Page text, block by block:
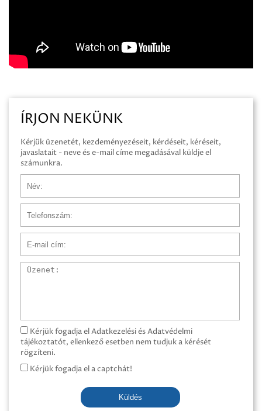
ÍRJON NEKÜNK
Kérjük üzenetét, kezdeményezéseit, kérdéseit, kéréseit,
javaslatait - neve és e-mail címe megadásával küldje el
számunkra.
Üzenet
Kérjük fogadja el Adatkezelési és Adatvédelmi
tájékoztatót, ellenkező esetben nem tudjuk a kérését
rögzíteni.
Kérjük fogadja el a captchát!
Küldés